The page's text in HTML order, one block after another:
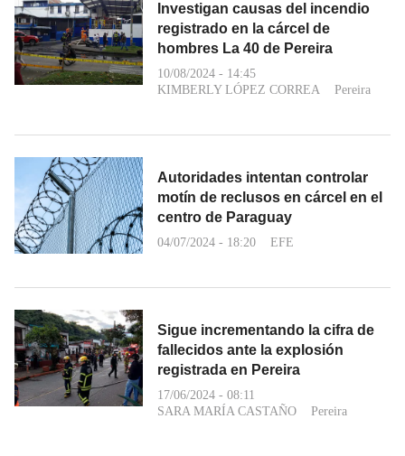
Investigan causas del incendio
registrado en la cárcel de
hombres La 40 de Pereira
10/08/2024 - 14:45
KIMBERLY LÓPEZ CORREA
Pereira
Autoridades intentan controlar
motín de reclusos en cárcel en el
centro de Paraguay
04/07/2024 - 18:20 EFE
Sigue incrementando la cifra de
fallecidos ante la explosión
registrada en Pereira
17/06/2024 - 08:11
SARA MARÍA CASTAÑO
Pereira